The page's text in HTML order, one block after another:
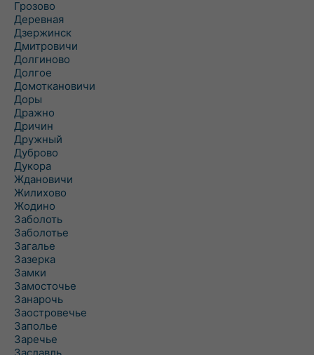
Грозово
Деревная
Дзержинск
Дмитровичи
Долгиново
Долгое
Домоткановичи
Доры
Дражно
Дричин
Дружный
Дуброво
Дукора
Ждановичи
Жилихово
Жодино
Заболоть
Заболотье
Загалье
Зазерка
Замки
Замосточье
Занарочь
Заостровечье
Заполье
Заречье